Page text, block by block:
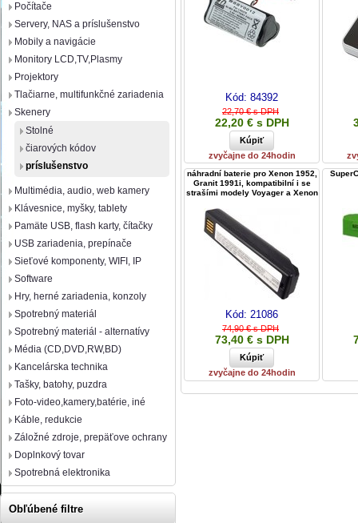
Počítače
Servery, NAS a príslušenstvo
Mobily a navigácie
Monitory LCD,TV,Plasmy
Projektory
Tlačiarne, multifunkčné zariadenia
Skenery
Stolné
čiarových kódov
príslušenstvo
Multimédia, audio, web kamery
Klávesnice, myšky, tablety
Pamäte USB, flash karty, čítačky
USB zariadenia, prepínače
Sieťové komponenty, WIFI, IP
Software
Hry, herné zariadenia, konzoly
Spotrebný materiál
Spotrebný materiál - alternatívy
Média (CD,DVD,RW,BD)
Kancelárska technika
Tašky, batohy, puzdra
Foto-video,kamery,batérie, iné
Káble, redukcie
Záložné zdroje, prepäťove ochrany
Doplnkový tovar
Spotrebná elektronika
Obľúbené filtre
Kód: 84392
22,70 € s DPH
22,20 € s DPH
zvyčajne do 24hodin
náhradní baterie pro Xenon 1952,
Granit 1991i, kompatibilní i se
strašími modely Voyager a Xenon
Kód: 21086
74,90 € s DPH
73,40 € s DPH
zvyčajne do 24hodin